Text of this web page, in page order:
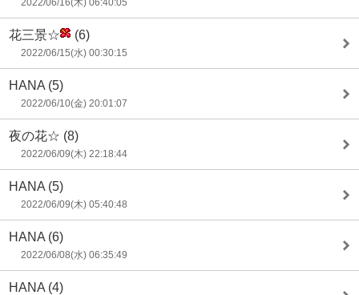
2022/06/16(木) 06:40:05
花三景☆ (6)
2022/06/15(水) 00:30:15
HANA (5)
2022/06/10(金) 20:01:07
夜の花☆ (8)
2022/06/09(木) 22:18:44
HANA (5)
2022/06/09(木) 05:40:48
HANA (6)
2022/06/08(水) 06:35:49
HANA (4)